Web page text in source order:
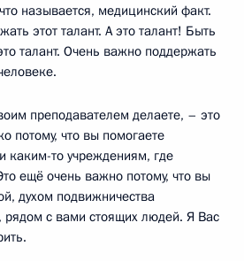
называется, медицинский факт.
этот талант. А это талант! Быть
талант. Очень важно поддержать
преподавателем делаете, – это
потому, что вы помогаете
каким-то учреждениям, где
ещё очень важно потому, что вы
духом подвижничества
рядом с вами стоящих людей. Я Вас